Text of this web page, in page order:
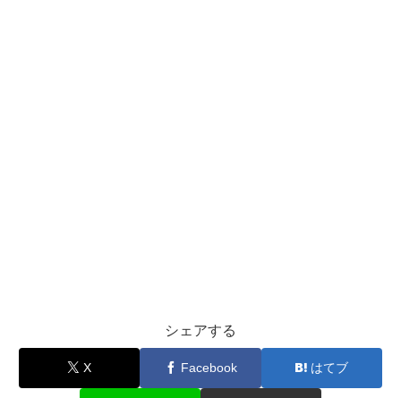
シェアする
X Facebook はてブ